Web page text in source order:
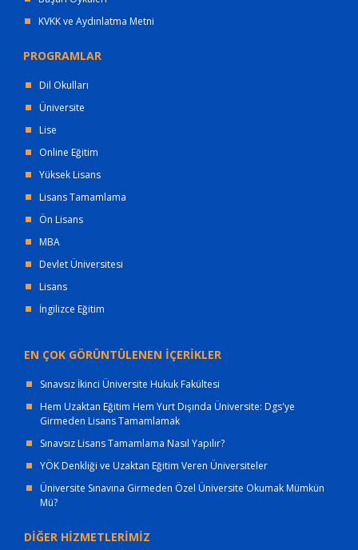
KVKK ve Aydınlatma Metni
PROGRAMLAR
Dil Okulları
Üniversite
Lise
Online Eğitim
Yüksek Lisans
Lisans Tamamlama
Ön Lisans
MBA
Devlet Üniversitesi
Lisans
İngilizce Eğitim
EN ÇOK GÖRÜNTÜLENEN İÇERİKLER
Sınavsız İkinci Üniversite Hukuk Fakültesi
Hem Uzaktan Eğitim Hem Yurt Dışında Üniversite: Dgs'ye
Girmeden Lisans Tamamlamak
Sınavsız Lisans Tamamlama Nasıl Yapılır?
YÖK Denkliği ve Uzaktan Eğitim Veren Üniversiteler
Üniversite Sınavına Girmeden Özel Üniversite Okumak Mümkün
Mü?
DİĞER HİZMETLERİMİZ